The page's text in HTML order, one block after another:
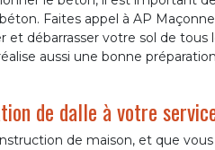
Faites appel à AP
et débarrasser votre sol de
aussi une bonne
de dalle à votre
de maison, et que